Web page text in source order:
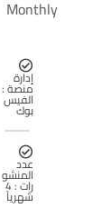
Monthly
إدارة
منصة :
الفيس
بوك
عدد
المنشو
رات : 4
شهرياً